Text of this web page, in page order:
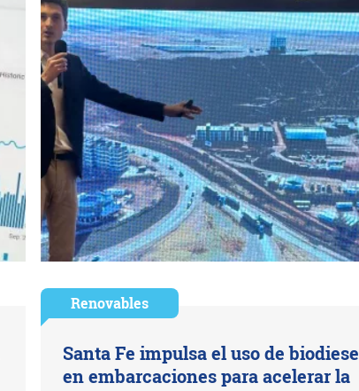
Renovables
Santa Fe impulsa el uso de
en embarcaciones para acelerar la